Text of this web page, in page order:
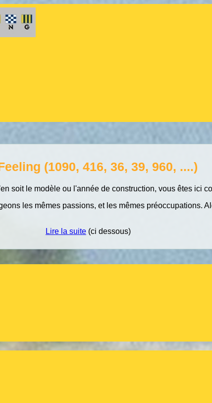
(1090, 416, 36, 39, 960, ....)
soit le modèle ou l'année de construction, vous êtes ici
les mêmes passions, et les mêmes préoccupations.
Lire la suite (ci dessous)